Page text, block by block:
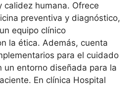
calidez humana. Ofrece
preventiva y diagnóstico,
equipo clínico
la ética. Además, cuenta
para el cuidado
un entorno diseñada para la
En clínica Hospital